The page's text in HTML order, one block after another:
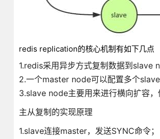
redis replication的核心机制有如下几点
1.redis采用异步方式复制数据到
2.一个master node可以配置多个
3.slave node主要用来进行横向扩容
主从复制的实现原理
1.slave连接master，发送SYNC命令；